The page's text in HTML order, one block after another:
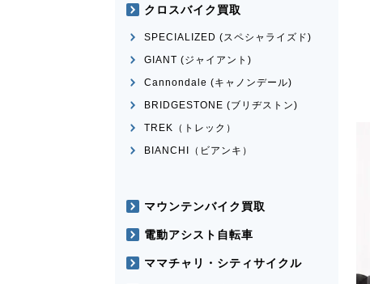
クロスバイク買取
SPECIALIZED (スペシャライズド)
GIANT (ジャイアント)
Cannondale (キャノンデール)
BRIDGESTONE (ブリヂストン)
TREK（トレック）
BIANCHI（ビアンキ）
マウンテンバイク買取
電動アシスト自転車
ママチャリ・シティサイクル